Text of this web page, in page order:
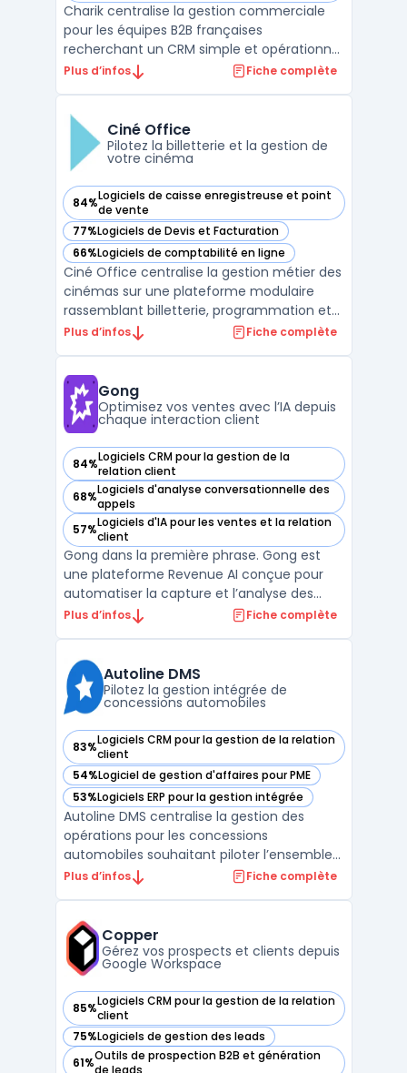
Charik centralise la gestion commerciale
pour les équipes B2B françaises
recherchant un CRM simple et opérationnel
couvrant toutes les étapes, de la gestion de
d’investissement et cabinets de
recrutement pilotant leur pros ...
Plus d’infos Fiche complète
Ciné Office
Pilotez la billetterie et la gestion de
votre cinéma
84%Logiciels de caisse enregistreuse et point
de vente
— voir Ciné Office dans cette catégorie
77%Logiciels de Devis et Facturation
— voir Ciné Office dans cette catégorie
66%Logiciels de comptabilité en ligne
— voir Ciné Office dans cette catégorie
Ciné Office centralise la gestion métier des
cinémas sur une plateforme modulaire
rassemblant billetterie, programmation et
opérations courantes. Les exploitants
soient uniques ou réparties sur plusieurs
sites de ...
Plus d’infos Fiche complète
Gong
Optimisez vos ventes avec l’IA depuis
chaque interaction client
84%Logiciels CRM pour la gestion de la
relation client
— voir Gong dans cette catégorie
68%Logiciels d'analyse conversationnelle des
appels
— voir Gong dans cette catégorie
57%Logiciels d'IA pour les ventes et la relation
client
— voir Gong dans cette catégorie
Gong dans la première phrase. Gong est
une plateforme Revenue AI conçue pour
automatiser la capture et l’analyse des
interactions clients. Elle centralise en temps
acheteurs, afin de fournir des insights
factuels sur les actions à ...
Plus d’infos Fiche complète
Autoline DMS
Pilotez la gestion intégrée de
concessions automobiles
83%Logiciels CRM pour la gestion de la relation
client
— voir Autoline DMS dans cette catégorie
54%Logiciel de gestion d'affaires pour PME
— voir Autoline DMS dans cette catégorie
53%Logiciels ERP pour la gestion intégrée
— voir Autoline DMS dans cette catégorie
Autoline DMS centralise la gestion des
opérations pour les concessions
automobiles souhaitant piloter l’ensemble
du cycle métier, depuis la prospection
marque. Le secteur de la distribution
automobile est confronté à l ...
Plus d’infos Fiche complète
Copper
Gérez vos prospects et clients depuis
Google Workspace
85%Logiciels CRM pour la gestion de la relation
client
— voir Copper dans cette catégorie
75%Logiciels de gestion des leads
— voir Copper dans cette catégorie
61%Outils de prospection B2B et génération
de leads
— voir Copper dans cette catégorie